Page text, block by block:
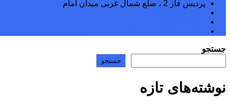
پردیس فاز 2 ، ضلع شمال غربی میدان امام
جستجو
جستجو
نوشته‌های تازه